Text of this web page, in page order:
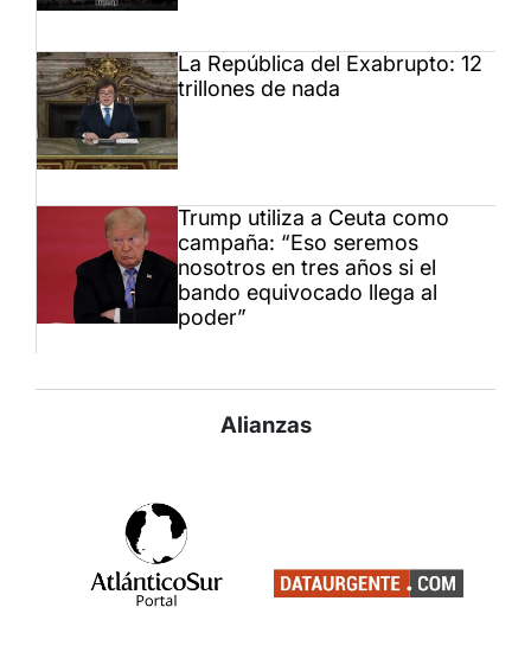
La República del Exabrupto: 12
trillones de nada
Trump utiliza a Ceuta como
campaña: “Eso seremos
nosotros en tres años si el
bando equivocado llega al
poder”
Alianzas